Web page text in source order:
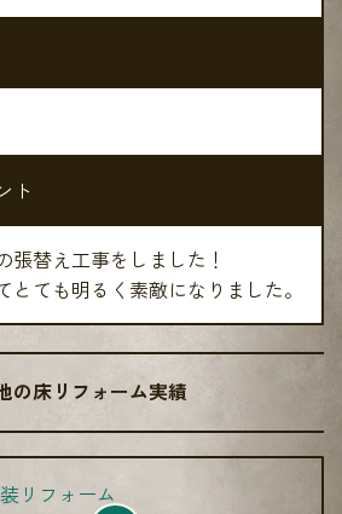
ト
張替え工事をしました！
とても明るく素敵になりました。
の床リフォーム実績
リフォーム